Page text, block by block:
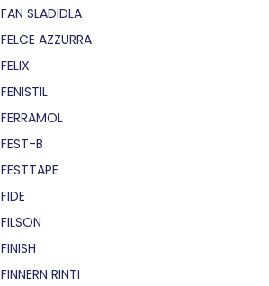
FAN SLADIDLA
FELCE AZZURRA
FELIX
FENISTIL
FERRAMOL
FEST-B
FESTTAPE
FIDE
FILSON
FINISH
FINNERN RINTI